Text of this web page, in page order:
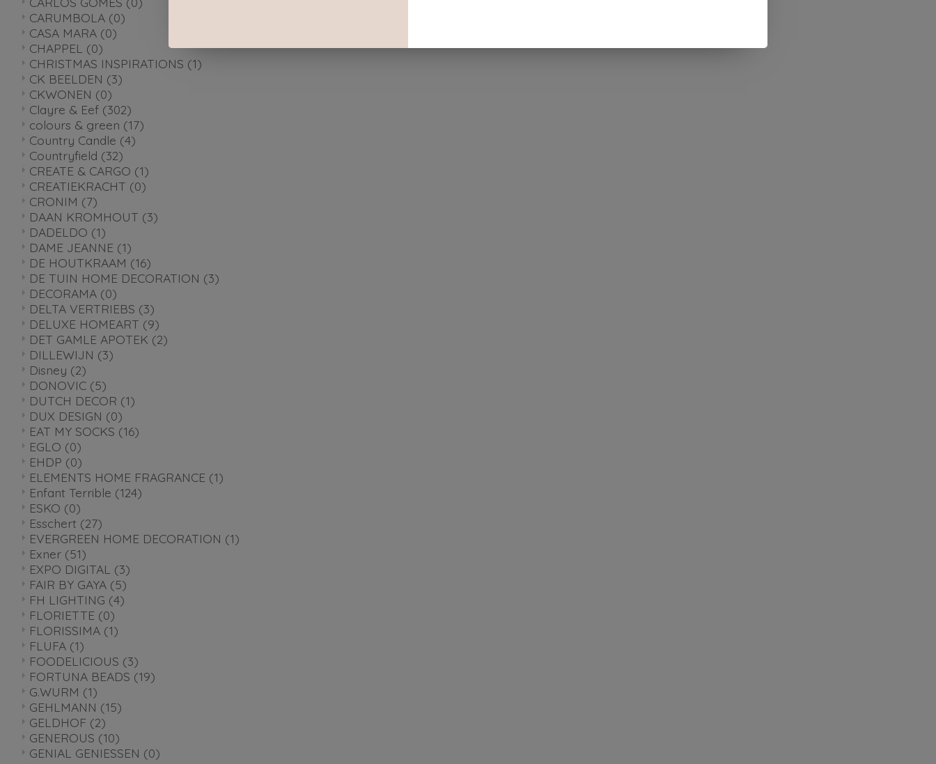
CARUMBOLA (0)
CASA MARA (0)
CHAPPEL (0)
CHRISTMAS INSPIRATIONS (1)
CK BEELDEN (3)
CKWONEN (0)
Clayre & Eef (302)
colours & green (17)
Country Candle (4)
Countryfield (32)
CREATE & CARGO (1)
CREATIEKRACHT (0)
CRONIM (7)
DAAN KROMHOUT (3)
DADELDO (1)
DAME JEANNE (1)
DE HOUTKRAAM (16)
DE TUIN HOME DECORATION (3)
DECORAMA (0)
DELTA VERTRIEBS (3)
DELUXE HOMEART (9)
DET GAMLE APOTEK (2)
DILLEWIJN (3)
Disney (2)
DONOVIC (5)
DUTCH DECOR (1)
DUX DESIGN (0)
EAT MY SOCKS (16)
EGLO (0)
EHDP (0)
ELEMENTS HOME FRAGRANCE (1)
Enfant Terrible (124)
ESKO (0)
Esschert (27)
EVERGREEN HOME DECORATION (1)
Exner (51)
EXPO DIGITAL (3)
FAIR BY GAYA (5)
FH LIGHTING (4)
FLORIETTE (0)
FLORISSIMA (1)
FLUFA (1)
FOODELICIOUS (3)
FORTUNA BEADS (19)
G.WURM (1)
GEHLMANN (15)
GELDHOF (2)
GENEROUS (10)
GENIAL GENIESSEN (0)